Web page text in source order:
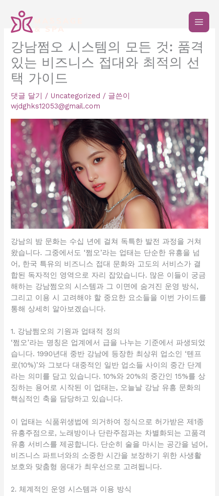
강남쩜오 시스템의 모든 것: 품격
있는 비즈니스 접대와 최적의 선
택 가이드
댓글 달기 / Uncategorized / 글쓴이
wjdghks12053@gmail.com
강남의 밤 문화는 수십 년에 걸쳐 독특한 발전 과정을 거쳐
왔습니다. 그중에서도 ‘쩜오’라는 업태는 단순한 유흥을 넘
어, 한국 특유의 비즈니스 접대 문화와 고도의 서비스가 결
합된 독자적인 영역으로 자리 잡았습니다. 많은 이들이 궁금
해하는 강남쩜오의 시스템과 그 이면에 숨겨진 운영 방식,
그리고 이용 시 고려해야 할 중요한 요소들을 이번 가이드를
통해 상세히 알아보겠습니다.
1. 강남쩜오의 기원과 업태적 정의
‘쩜오’라는 명칭은 업계에서 급을 나누는 기준에서 파생되었
습니다. 1990년대 중반 강남에 등장한 최상위 업소인 ‘텐프
로(10%)’와 그보다 대중적인 일반 업소들 사이의 중간 단계
라는 의미를 담고 있습니다. 10%와 20%의 중간인 15%를 상
징하는 용어로 시작된 이 업태는, 오늘날 강남 유흥 문화의
핵심적인 축을 담당하고 있습니다.
이 업태는 식품위생법에 의거하여 정식으로 허가받은 제1종
유흥주점으로, 노래방이나 단란주점과는 차별화되는 고품격
유흥 서비스를 제공합니다. 단순히 술을 마시는 공간을 넘어,
비즈니스 파트너와의 소중한 시간을 보장하기 위한 사생활
보호와 맞춤형 응대가 최우선으로 고려됩니다.
2. 체계적인 운영 시스템과 이용 방식